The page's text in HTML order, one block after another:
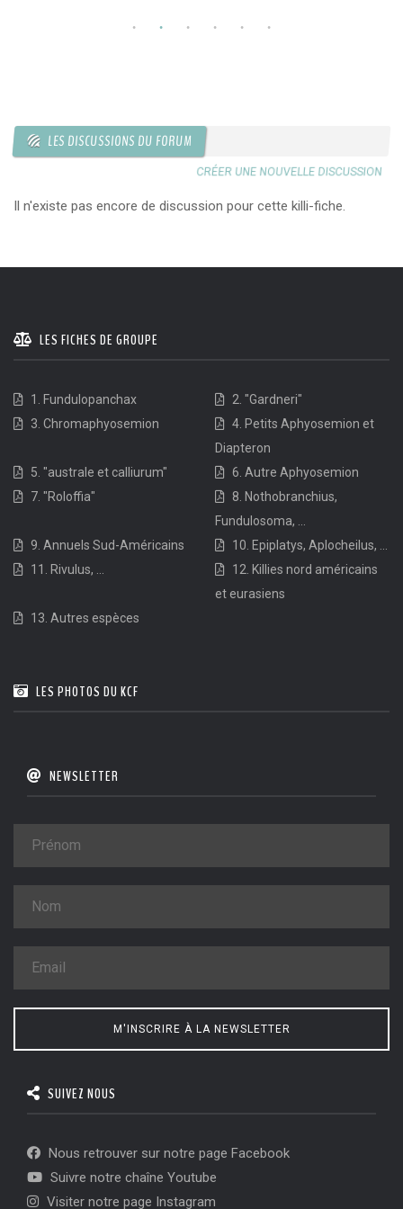
LES DISCUSSIONS DU FORUM
CRÉER UNE NOUVELLE DISCUSSION
Il n'existe pas encore de discussion pour cette killi-fiche.
LES FICHES DE GROUPE
1. Fundulopanchax
2. "Gardneri"
3. Chromaphyosemion
4. Petits Aphyosemion et
Diapteron
5. "australe et calliurum"
6. Autre Aphyosemion
7. "Roloffia"
8. Nothobranchius,
Fundulosoma, ...
9. Annuels Sud-Américains
10. Epiplatys, Aplocheilus, ...
11. Rivulus, ...
12. Killies nord américains
et eurasiens
13. Autres espèces
LES PHOTOS DU KCF
NEWSLETTER
M'INSCRIRE À LA NEWSLETTER
SUIVEZ NOUS
Nous retrouver sur notre page Facebook
Suivre notre chaîne Youtube
Visiter notre page Instagram